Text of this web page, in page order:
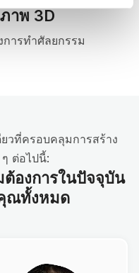
าพ 3D
ารทำศัลยกรรม
วที่ครอบคลุมการสร้าง
ต่อไปนี้:
องการในปัจจุบัน
ณทั้งหมด